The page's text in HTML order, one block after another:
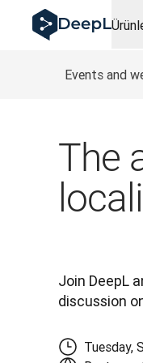
AI ajanları için DeepL
DeepL Translation
How we brought
Yüksek kaliteli
Building an
Events and
The
Join DeepL
discussion
Tuesday,